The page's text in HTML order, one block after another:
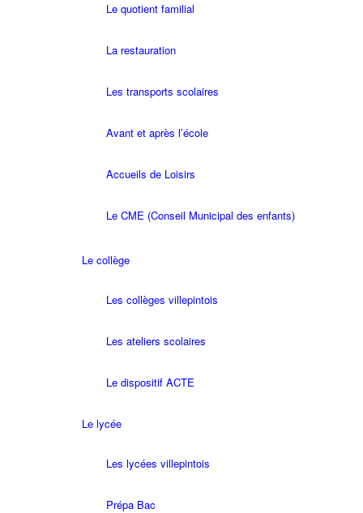
Le quotient familial
La restauration
Les transports scolaires
Avant et après l’école
Accueils de Loisirs
Le CME (Conseil Municipal des enfants)
Le collège
Les collèges villepintois
Les ateliers scolaires
Le dispositif ACTE
Le lycée
Les lycées villepintois
Prépa Bac